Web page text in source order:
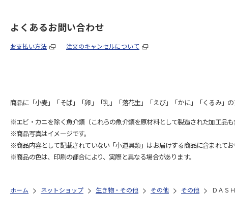
よくあるお問い合わせ
お支払い方法 注文のキャンセルについて
商品に「小麦」「そば」「卵」「乳」「落花生」「えび」「かに」「くるみ」
※エビ・カニを除く魚介類（これらの魚介類を原材料として製造された加工品
※商品写真はイメージです。
※商品内容として記載されていない「小道具類」はお届けする商品に含まれてお
※商品の色は、印刷の都合により、実際と異なる場合があります。
ホーム ネットショップ 生き物・その他 その他 その他 ＤＡＳ